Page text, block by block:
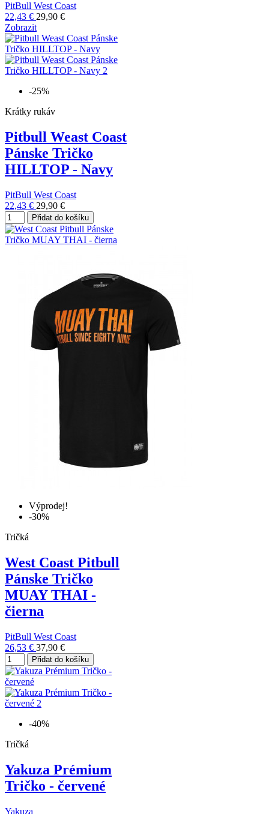
PitBull West Coast
22,43 € 29,90 €
Zobrazit
-25%
Krátky rukáv
Pitbull Weast Coast
Pánske Tričko
HILLTOP - Navy
PitBull West Coast
22,43 € 29,90 €
Přidat do košíku
Výprodej!
-30%
Tričká
West Coast Pitbull
Pánske Tričko
MUAY THAI -
čierna
PitBull West Coast
26,53 € 37,90 €
Přidat do košíku
-40%
Tričká
Yakuza Prémium
Tričko - červené
Yakuza